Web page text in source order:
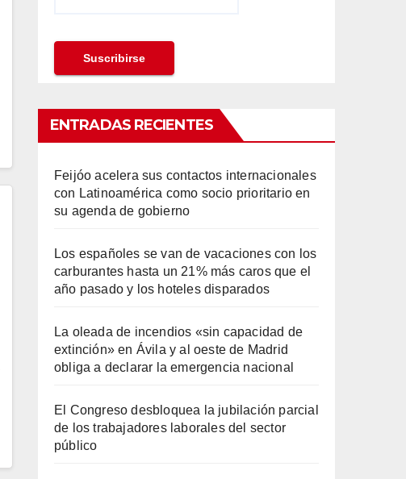
ENTRADAS RECIENTES
Feijóo acelera sus contactos internacionales
con Latinoamérica como socio prioritario en
su agenda de gobierno
Los españoles se van de vacaciones con los
carburantes hasta un 21% más caros que el
año pasado y los hoteles disparados
La oleada de incendios «sin capacidad de
extinción» en Ávila y al oeste de Madrid
obliga a declarar la emergencia nacional
El Congreso desbloquea la jubilación parcial
de los trabajadores laborales del sector
público